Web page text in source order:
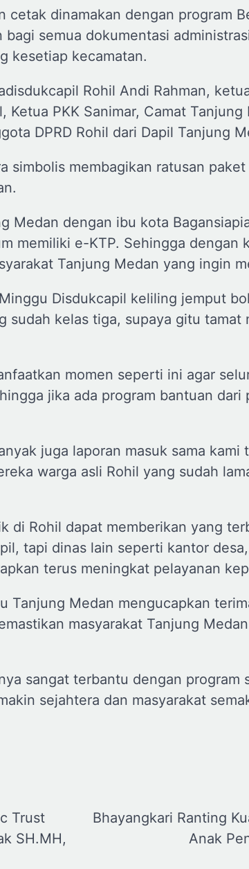
cetak dinamakan dengan program
semua dokumentasi
kesetiap kecamatan.
Rohil Andi Rahman,
Ketua PKK Sanimar, Camat
DPRD Rohil dari Dapil Tanjung
simbolis membagikan ratusan
Medan dengan ibu kota
memiliki e-KTP. Sehingga dengan
Tanjung Medan yang ingin
Disdukcapil keliling jemput
sudah kelas tiga, supaya gitu tamat
momen seperti ini agar
jika ada program bantuan dari
juga laporan masuk sama
warga asli Rohil yang sudah
di Rohil dapat memberikan yang
tapi dinas lain seperti kantor
terus meningkat pelayanan
Tanjung Medan mengucapkan
masyarakat Tanjung
sangat terbantu dengan program
sejahtera dan masyarakat
Trust
SH.MH,
Bhayangkari Ranting
Anak